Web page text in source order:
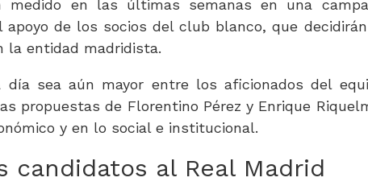
en las últimas semanas en una
de los socios del club blanco, que
la entidad madridista.
sea aún mayor entre los aficionados del
propuestas de Florentino Pérez y Enrique
y en lo social e institucional.
candidatos al Real Madrid